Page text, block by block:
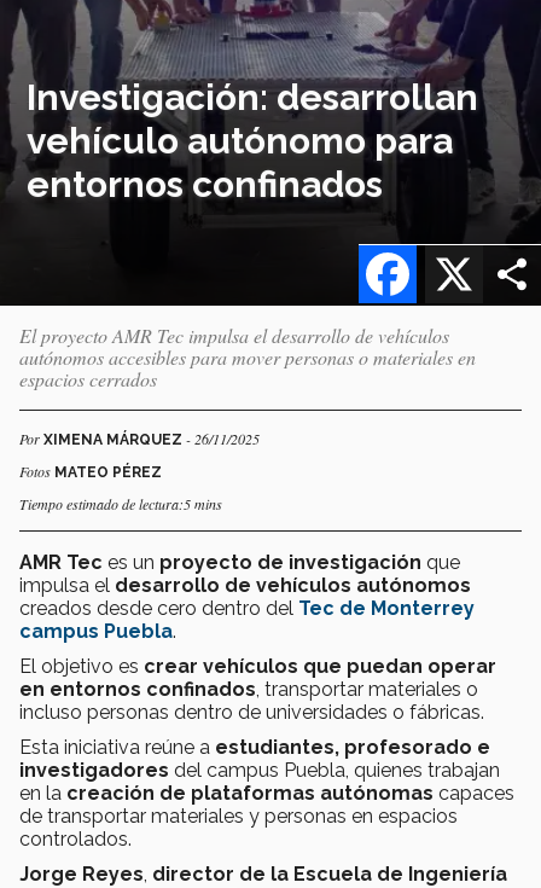
Investigación: desarrollan
vehículo autónomo para
entornos confinados
X
Facebook
El proyecto AMR Tec impulsa el desarrollo de vehículos
autónomos accesibles para mover personas o materiales en
espacios cerrados
Por XIMENA MÁRQUEZ - 26/11/2025
Fotos MATEO PÉREZ
Tiempo estimado de lectura:5 mins
AMR Tec es un proyecto de investigación que
impulsa el desarrollo de vehículos autónomos
creados desde cero dentro del Tec de Monterrey
campus Puebla.
El objetivo es crear vehículos que puedan operar
en entornos confinados , transportar materiales o
incluso personas dentro de universidades o fábricas.
Esta iniciativa reúne a estudiantes, profesorado e
investigadores del campus Puebla, quienes trabajan
en la creación de plataformas autónomas capaces
de transportar materiales y personas en espacios
controlados.
Jorge Reyes director de la Escuela de Ingeniería